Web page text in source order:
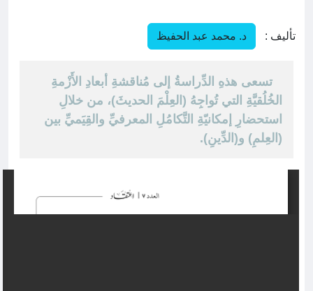
تأليف : د. محمد عبد الحفيظ
تسعى هذهِ الدِّراسةُ إلى مُناقشةِ أبعادِ الأَزْمةِ
الخُلُقيَّةِ التي تُواجِهُ (العِلْمَ الحديثَ)، من خلالِ
استحضارِ إمكانيّةِ التَّكامُلِ المعرفيِّ والقِيَميِّ بين
(العِلمِ) و(الدِّينِ).